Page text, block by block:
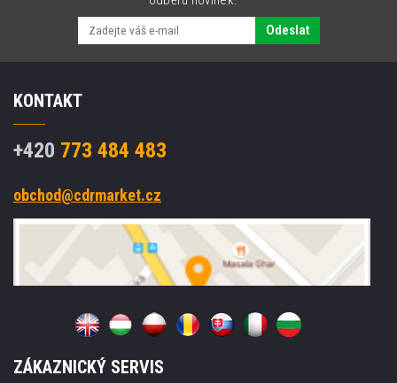
Odeslat
KONTAKT
+420 773 484 483
obchod@cdrmarket.cz
ZÁKAZNICKÝ SERVIS